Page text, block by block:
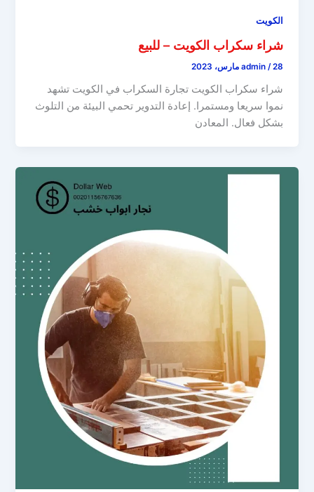
الكويت
شراء سكراب الكويت – للبيع
admin /28 مارس، 2023
شراء سكراب الكويت تجارة السكراب في الكويت تشهد
نموا سريعا ومستمرا. إعادة التدوير تحمي البيئة من التلوث
بشكل فعال. المعادن